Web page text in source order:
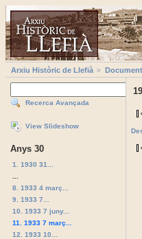
Arxiu Històric de Llefià
Recerca Avançada
View Slideshow
Anys 30
1. 1930 31...
8. 1933 4 març...
9. 1933 7...
10. 1933 7 juny...
11. 1933 7 març...
12. 1933 10...